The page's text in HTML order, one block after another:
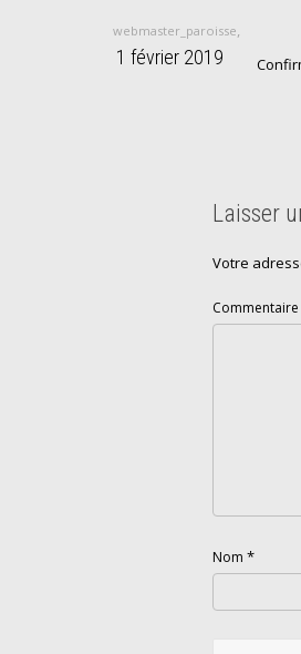
webmaster_paroisse,
1 février 2019
Laisser
Votre
Commentaire
Nom *